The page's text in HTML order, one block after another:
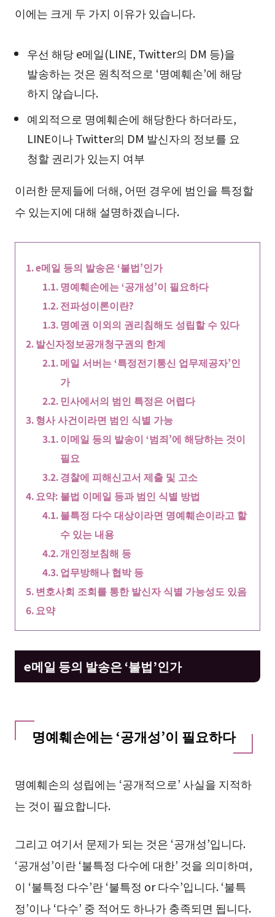
이에는 크게 두 가지 이유가 있습니다.
우선 해당 e메일(LINE, Twitter의 DM 등)을
발송하는 것은 원칙적으로 ‘명예훼손’에 해당
하지 않습니다.
예외적으로 명예훼손에 해당한다 하더라도,
LINE이나 Twitter의 DM 발신자의 정보를 요
청할 권리가 있는지 여부
이러한 문제들에 더해, 어떤 경우에 범인을 특정할
수 있는지에 대해 설명하겠습니다.
e메일 등의 발송은 ‘불법’인가
명예훼손에는 ‘공개성’이 필요하다
전파성이론이란?
명예권 이외의 권리침해도 성립할 수 있다
발신자정보공개청구권의 한계
메일 서버는 ‘특정전기통신 업무제공자’인
가
민사에서의 범인 특정은 어렵다
형사 사건이라면 범인 식별 가능
이메일 등의 발송이 ‘범죄’에 해당하는 것이
필요
경찰에 피해신고서 제출 및 고소
요약: 불법 이메일 등과 범인 식별 방법
불특정 다수 대상이라면 명예훼손이라고 할
수 있는 내용
개인정보침해 등
업무방해나 협박 등
변호사회 조회를 통한 발신자 식별 가능성도 있음
요약
e메일 등의 발송은 ‘불법’인가
명예훼손에는 ‘공개성’이 필요하다
명예훼손의 성립에는 ‘공개적으로’ 사실을 지적하
는 것이 필요합니다.
그리고 여기서 문제가 되는 것은 ‘공개성’입니다.
‘공개성’이란 ‘불특정 다수에 대한’ 것을 의미하며,
이 ‘불특정 다수’란 ‘불특정 or 다수’입니다. ‘불특
정’이나 ‘다수’ 중 적어도 하나가 충족되면 됩니다.